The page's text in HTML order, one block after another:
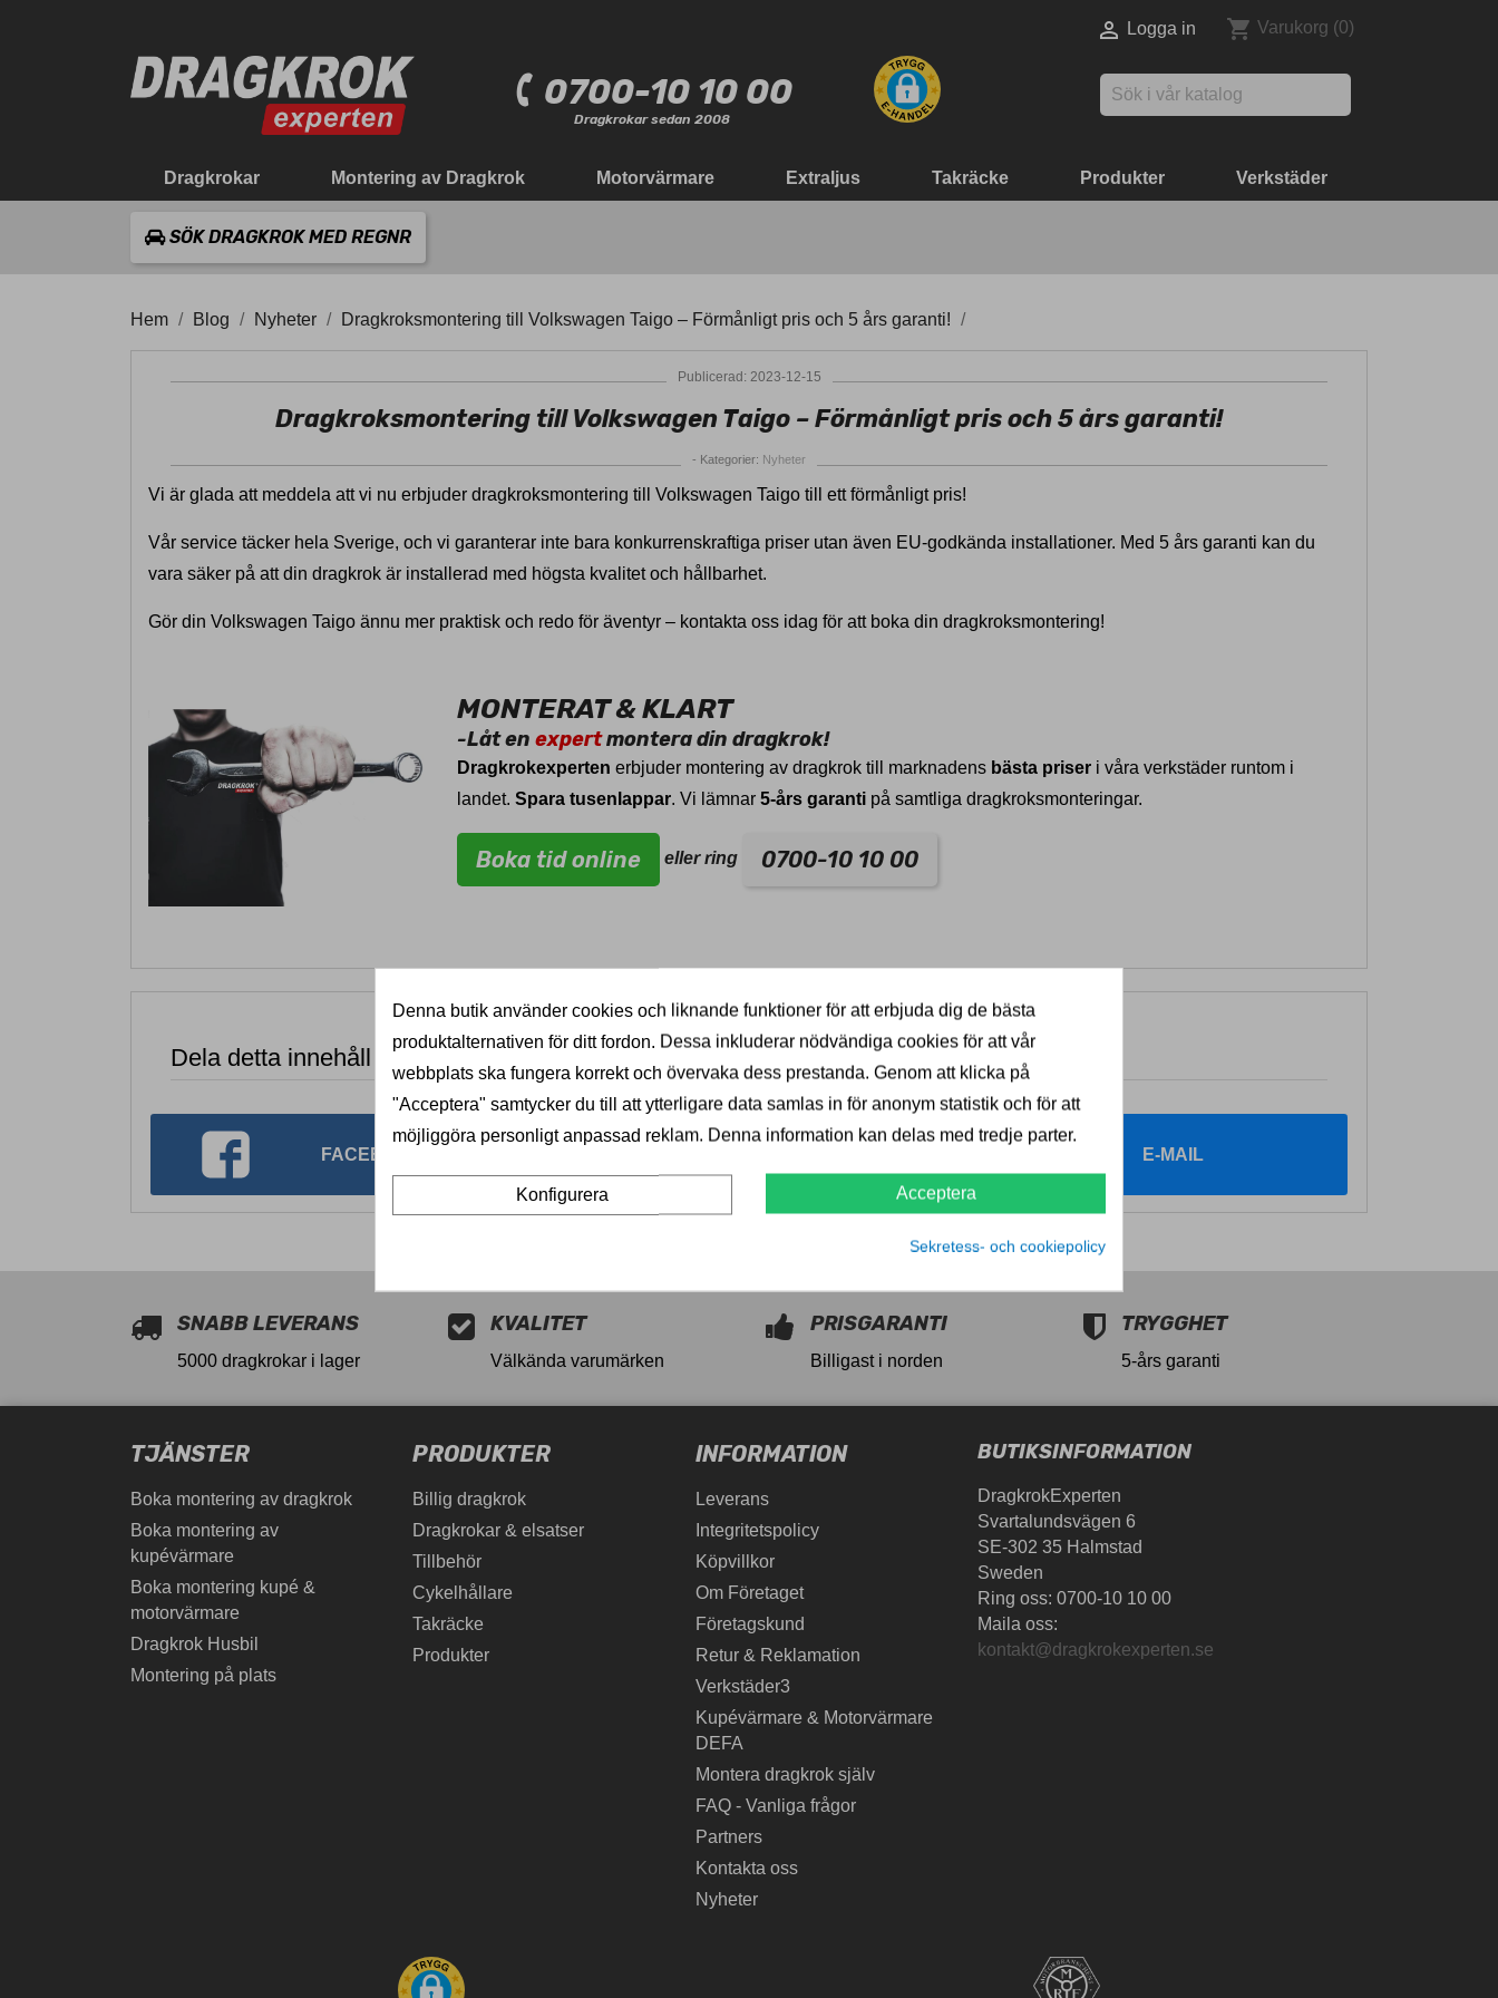
 Logga in shopping_cart Varukorg (0)
0700-10 10 00
Dragkrokar sedan 2008
Dragkrokar Montering av Dragkrok Motorvärmare Extraljus Takräcke Produkter Verkstäder
SÖK DRAGKROK MED REGNR
Hem Blog Nyheter Dragkroksmontering till Volkswagen Taigo – Förmånligt pris och 5 års garanti!
Publicerad: 2023-12-15
Dragkroksmontering till Volkswagen Taigo – Förmånligt pris och 5 års garanti!
- Kategorier: Nyheter
Vi är glada att meddela att vi nu erbjuder dragkroksmontering till Volkswagen Taigo till ett förmånligt pris!
Vår service täcker hela Sverige, och vi garanterar inte bara konkurrenskraftiga priser utan även EU-godkända installationer. Med 5 års garanti kan du
vara säker på att din dragkrok är installerad med högsta kvalitet och hållbarhet.
Gör din Volkswagen Taigo ännu mer praktisk och redo för äventyr – kontakta oss idag för att boka din dragkroksmontering!
MONTERAT & KLART
-Låt en expertmontera din dragkrok!
Dragkrokexperten erbjuder montering av dragkrok till marknadens bästa priser i våra verkstäder runtom i
landet. Spara tusenlappar. Vi lämnar 5-års garanti på samtliga dragkroksmonteringar.
Boka tid online eller ring 0700-10 10 00
Dela detta innehåll
FACEBOOK E-MAIL
SNABB LEVERANS
5000 dragkrokar i lager
KVALITET
Välkända varumärken
PRISGARANTI
Billigast i norden
TRYGGHET
5-års garanti
TJÄNSTER
Boka montering av dragkrok
Boka montering av
kupévärmare
Boka montering kupé &
motorvärmare
Dragkrok Husbil
Montering på plats
PRODUKTER
Billig dragkrok
Dragkrokar & elsatser
Tillbehör
Cykelhållare
Takräcke
Produkter
INFORMATION
Leverans
Integritetspolicy
Köpvillkor
Om Företaget
Företagskund
Retur & Reklamation
Verkstäder3
Kupévärmare & Motorvärmare
DEFA
Montera dragkrok själv
FAQ - Vanliga frågor
Partners
Kontakta oss
Nyheter
BUTIKSINFORMATION
DragkrokExperten
Svartalundsvägen 6
SE-302 35 Halmstad
Sweden
Ring oss: 0700-10 10 00
Maila oss:
kontakt@dragkrokexperten.se
Denna butik använder cookies och liknande funktioner för att erbjuda dig de bästa
produktalternativen för ditt fordon. Dessa inkluderar nödvändiga cookies för att vår
webbplats ska fungera korrekt och övervaka dess prestanda. Genom att klicka på
"Acceptera" samtycker du till att ytterligare data samlas in för anonym statistik och för att
möjliggöra personligt anpassad reklam. Denna information kan delas med tredje parter.
Acceptera
Konfigurera
Sekretess- och cookiepolicy